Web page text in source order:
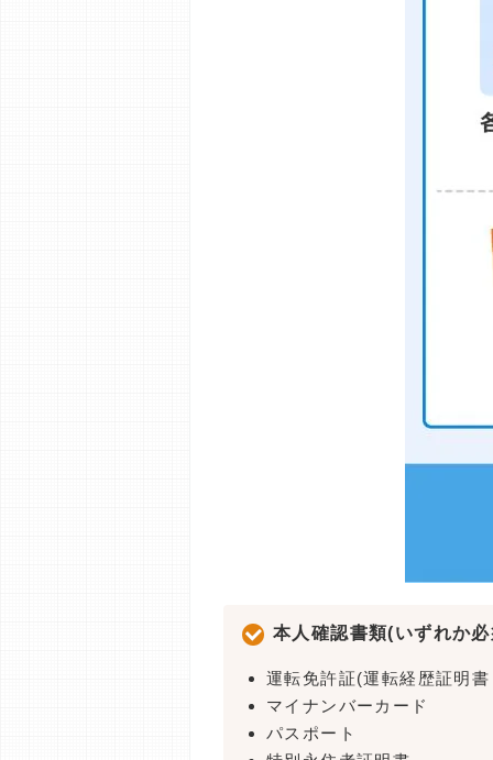
本人確認書類(いずれか
運転免許証(運転経歴証明書
マイナンバーカード
パスポート